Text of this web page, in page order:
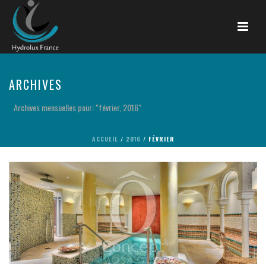
ARCHIVES
Archives mensuelles pour: "février, 2016"
ACCUEIL / 2016 / FÉVRIER